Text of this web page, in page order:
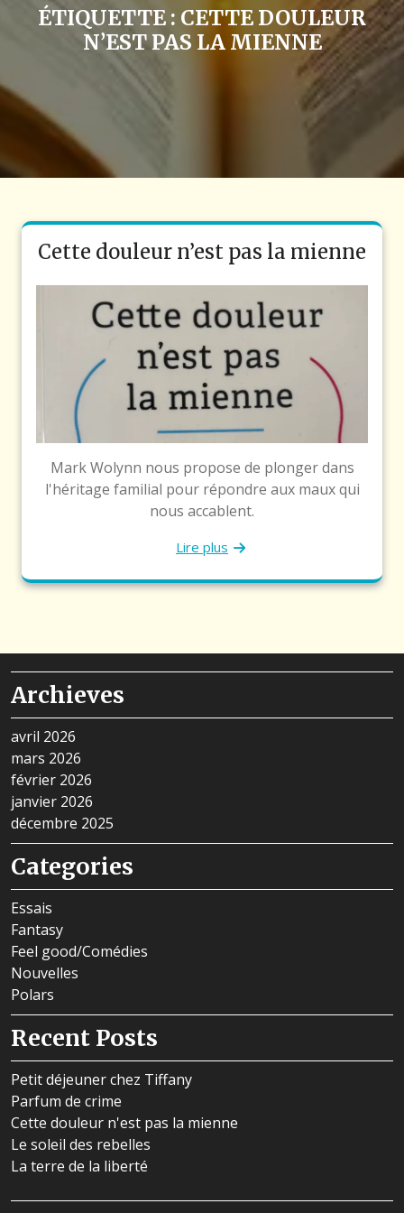
ÉTIQUETTE : CETTE DOULEUR
N’EST PAS LA MIENNE
Cette douleur n’est pas la mienne
Mark Wolynn nous propose de plonger dans
l'héritage familial pour répondre aux maux qui
nous accablent.
Lire plus
Archieves
avril 2026
mars 2026
février 2026
janvier 2026
décembre 2025
Categories
Essais
Fantasy
Feel good/Comédies
Nouvelles
Polars
Recent Posts
Petit déjeuner chez Tiffany
Parfum de crime
Cette douleur n'est pas la mienne
Le soleil des rebelles
La terre de la liberté